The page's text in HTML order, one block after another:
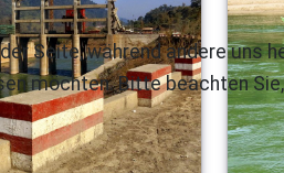
Seite, während andere uns
möchten. Bitte beachten